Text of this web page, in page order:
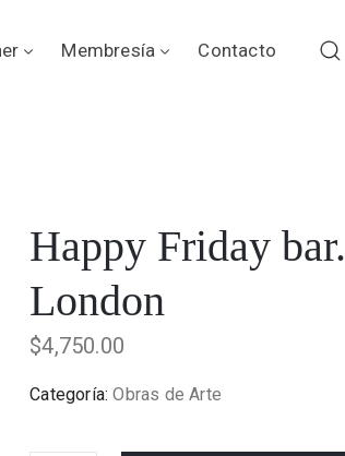
Membresía Contacto
Happy Friday bar.
London
$4,750.00
Categoría:Obras de Arte